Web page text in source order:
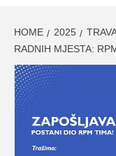
HOME 2025
RADNIH MJESTA: